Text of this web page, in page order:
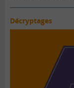
Décryptages